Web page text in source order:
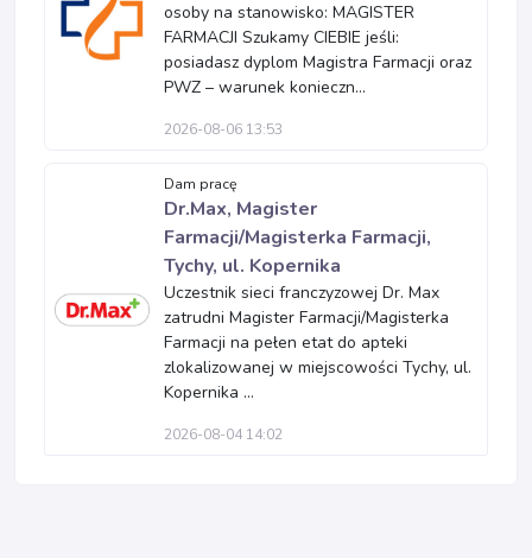
osoby na stanowisko: MAGISTER
FARMACJI Szukamy CIEBIE jeśli:
posiadasz dyplom Magistra Farmacji oraz
PWZ – warunek konieczn...
2026-08-06 13:53
Dam pracę
Dr.Max, Magister
Farmacji/Magisterka Farmacji,
Tychy, ul. Kopernika
Uczestnik sieci franczyzowej Dr. Max
zatrudni Magister Farmacji/Magisterka
Farmacji na pełen etat do apteki
zlokalizowanej w miejscowości Tychy, ul.
Kopernika ...
2026-08-04 14:02